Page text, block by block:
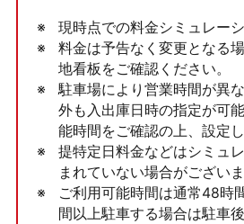
現時点での料金シミュレー
料金は予告なく変更となる
地看板をご確認ください。
駐車場により営業時間が異
外も入出庫日時の指定が可
能時間をご確認の上、設定し
提特定日料金などはシミュ
まれていない場合がございま
ご利用可能時間は通常48時
間以上駐車する場合は駐車後